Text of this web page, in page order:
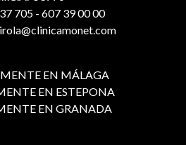
705 - 607 39 00 00
EN MÁLAGA
EN ESTEPONA
EN GRANADA